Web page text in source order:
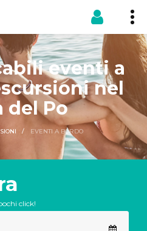
eventi a
nel
del Po
EVENTI A BORDO
click!